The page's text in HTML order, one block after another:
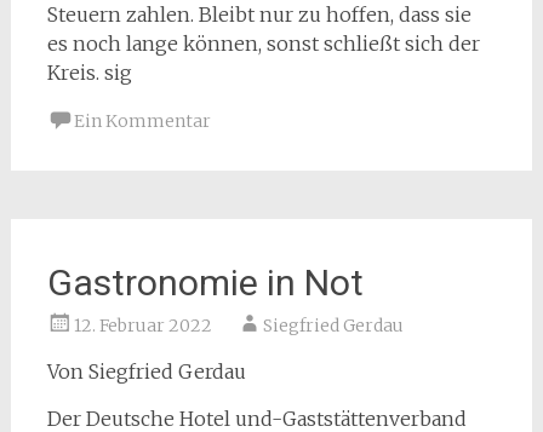
Steuern zahlen. Bleibt nur zu hoffen, dass sie
es noch lange können, sonst schließt sich der
Kreis. sig
Ein Kommentar
Gastronomie in Not
12. Februar 2022 Siegfried Gerdau
Von Siegfried Gerdau
Der Deutsche Hotel und-Gaststättenverband